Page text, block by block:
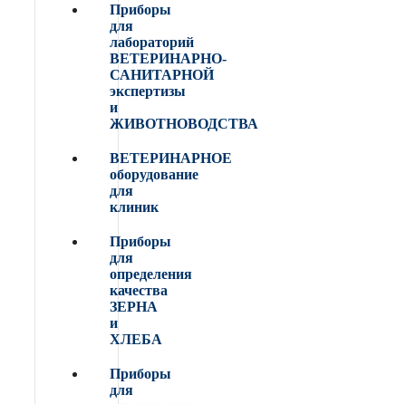
Приборы
для
лабораторий
ВЕТЕРИНАРНО-
САНИТАРНОЙ
экспертизы
и
ЖИВОТНОВОДСТВА
ВЕТЕРИНАРНОЕ
оборудование
для
клиник
Приборы
для
определения
качества
ЗЕРНА
и
ХЛЕБА
Приборы
для